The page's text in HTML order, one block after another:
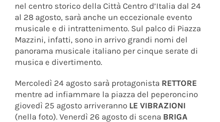
nel centro storico della Città Centro d’Italia dal 24
al 28 agosto, sarà anche un eccezionale evento
musicale e di intrattenimento. Sul palco di Piazza
Mazzini, infatti, sono in arrivo grandi nomi del
panorama musicale italiano per cinque serate di
musica e divertimento.
Mercoledì 24 agosto sarà protagonista RETTORE
mentre ad infiammare la piazza del peperoncino
giovedì 25 agosto arriveranno LE VIBRAZIONI
(nella foto). Venerdì 26 agosto di scena BRIGA